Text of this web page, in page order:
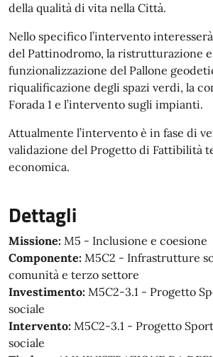
della qualità di vita nella Città.
Nello specifico l’intervento
del Pattinodromo, la ristrutturazione
funzionalizzazione del Pallone
riqualificazione degli spazi verdi, la
Forada 1 e l’intervento sugli impianti.
Attualmente l’intervento è in fase di
validazione del Progetto di Fattibilità
economica.
Dettagli
Missione: M5 - Inclusione e coesione
Componente: M5C2 - Infrastrutture
comunità e terzo settore
Investimento: M5C2-3.1 - Progetto
sociale
Intervento: M5C2-3.1 - Progetto
sociale